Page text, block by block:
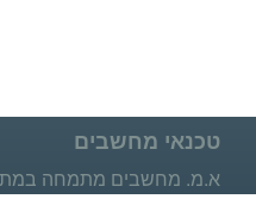
טכנאי מחשבים
א.מ. מחשבים מתמחה במתן